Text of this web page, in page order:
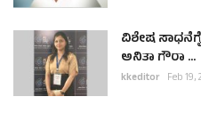
ವಿಶೇಷ
ಅನಿತಾ ಗೌರಾ ...
kkeditor Feb 19,